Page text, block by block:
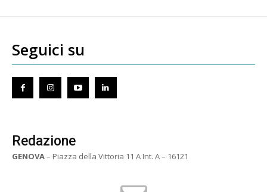
Seguici su
Redazione
GENOVA– Piazza della Vittoria 11 A Int. A – 16121